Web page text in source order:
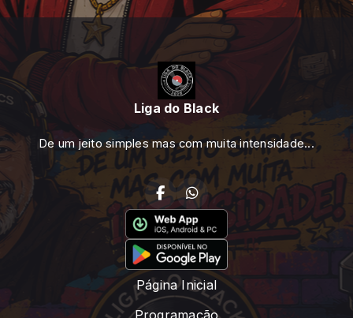
Liga do Black
De um jeito simples mas com muita intensidade...
Página Inicial
Programação